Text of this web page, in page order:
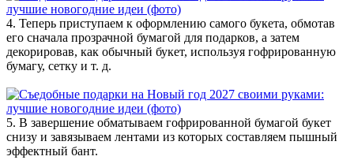
4. Теперь приступаем к оформлению самого букета, обмотав
его сначала прозрачной бумагой для подарков, а затем
декорировав, как обычный букет, используя гофрированную
бумагу, сетку и т. д.
5. В завершение обматываем гофрированной бумагой букет
снизу и завязываем лентами из которых составляем пышный
эффектный бант.